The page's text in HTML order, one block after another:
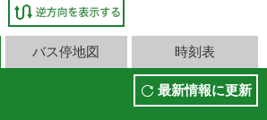
バス停地図 時刻表
最新情報に更新